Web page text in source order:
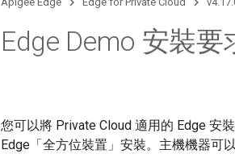
Edge Demo 安裝要
您可以將 Private Cloud 適用的 Edge 安
Edge「全方位裝置」安裝。主機機器可